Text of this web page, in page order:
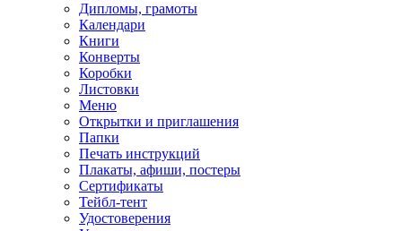
Дипломы, грамоты
Календари
Книги
Конверты
Коробки
Листовки
Меню
Открытки и приглашения
Папки
Печать инструкций
Плакаты, афиши, постеры
Сертификаты
Тейбл-тент
Удостоверения